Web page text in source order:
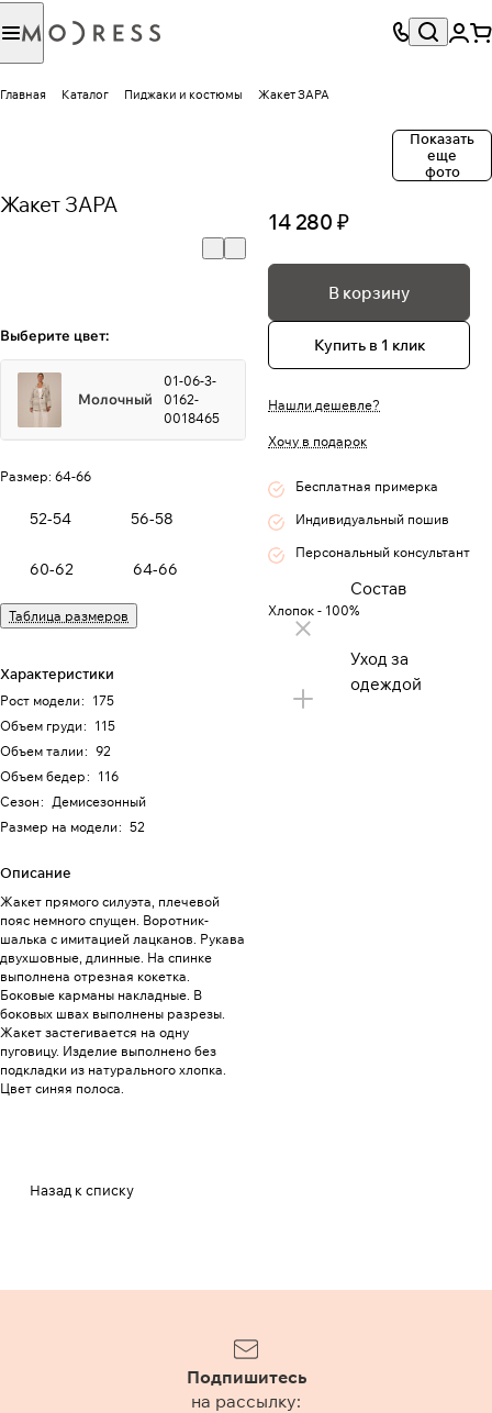
Главная Каталог Пиджаки и костюмы Жакет ЗАРА
Показать
еще
фото
Жакет ЗАРА
Выберите цвет:
Молочный
01-06-3-
0162-
0018465
Размер: 64-66
52-54 56-58
60-62 64-66
Таблица размеров
Характеристики
Рост модели: 175
Объем груди: 115
Объем талии: 92
Объем бедер: 116
Сезон: Демисезонный
Размер на модели: 52
Описание
Жакет прямого силуэта, плечевой
пояс немного спущен. Воротник-
шалька с имитацией лацканов. Рукава
двухшовные, длинные. На спинке
выполнена отрезная кокетка.
Боковые карманы накладные. В
боковых швах выполнены разрезы.
Жакет застегивается на одну
пуговицу. Изделие выполнено без
подкладки из натурального хлопка.
Цвет синяя полоса.
14 280 ₽
В корзину
Купить в 1 клик
Нашли дешевле?
Хочу в подарок
Бесплатная примерка
Индивидуальный пошив
Персональный консультант
Состав
Хлопок - 100%
Уход за
одеждой
Назад к списку
Подпишитесь
на рассылку: